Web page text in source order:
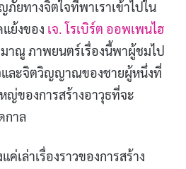
ยทางจิตใจที่พาเราเข้าไปใน
ย้งของ เจ. โรเบิร์ต ออพเพนไฮ
าณู ภาพยนตร์เรื่องนี้พาผู้ชมไป
และจิตวิญญาณของชายผู้หนึ่งที่
ญ่ของการสร้างอาวุธที่จะ
กาล
เล่าเรื่องราวของการสร้าง